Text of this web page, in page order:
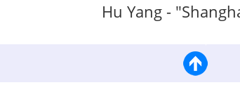
Hu Yang -